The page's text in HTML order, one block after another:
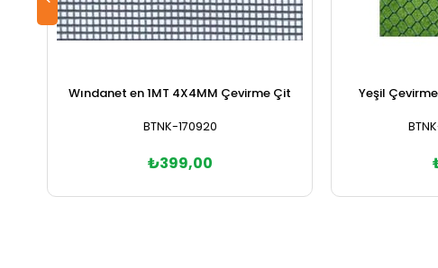
Wındanet en 1MT 4X4MM Çevirme Çit
BTNK-170920
₺399,00
Yeşil